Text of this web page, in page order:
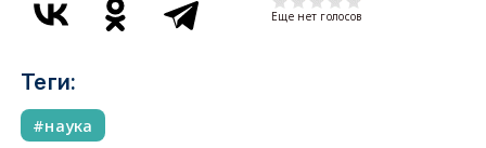
Еще нет голосов
Теги:
наука